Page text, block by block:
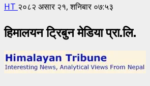
HT २०८२ असार २१, शनिबार ०७:५३
हिमालयन ट्रिबुन मेडिया प्रा.लि.